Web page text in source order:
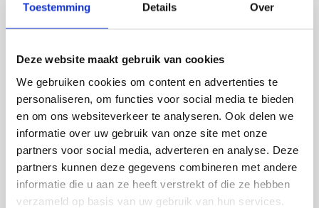
Toestemming Details Over
Deze website maakt gebruik van cookies
We gebruiken cookies om content en advertenties te
personaliseren, om functies voor social media te bieden
en om ons websiteverkeer te analyseren. Ook delen we
informatie over uw gebruik van onze site met onze
partners voor social media, adverteren en analyse. Deze
partners kunnen deze gegevens combineren met andere
informatie die u aan ze heeft verstrekt of die ze hebben
verzameld op basis van uw gebruik van hun services.
IN ALLEN MÄRKTEN ZU HAUSE